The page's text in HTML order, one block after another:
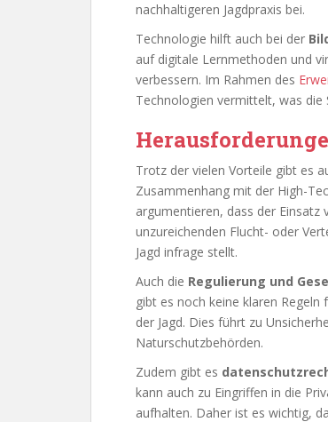
nachhaltigeren Jagdpraxis bei.
Technologie hilft auch bei der
auf digitale Lernmethoden und
verbessern. Im Rahmen des
Technologien vermittelt, was die
Trotz der vielen Vorteile gibt es
Zusammenhang mit der High-
argumentieren, dass der
unzureichenden Flucht- oder
Jagd infrage stellt.
Auch die Regulierung und
gibt es noch keine klaren
der Jagd. Dies führt zu
Naturschutzbehörden.
Zudem gibt es
kann auch zu Eingriffen in die
aufhalten. Daher ist es wichtig,